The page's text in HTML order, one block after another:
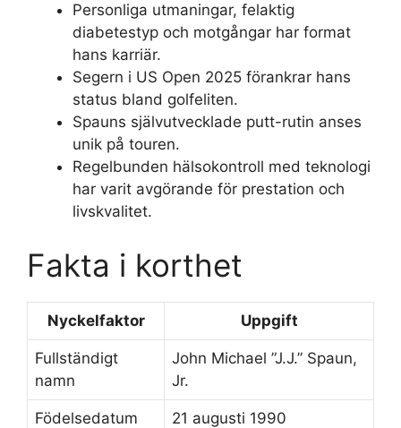
Personliga utmaningar, felaktig
diabetestyp och motgångar har format
hans karriär.
Segern i US Open 2025 förankrar hans
status bland golfeliten.
Spauns självutvecklade putt-rutin anses
unik på touren.
Regelbunden hälsokontroll med teknologi
har varit avgörande för prestation och
livskvalitet.
Fakta i korthet
Nyckelfaktor Uppgift
Fullständigt
namn
John Michael ”J.J.” Spaun,
Jr.
Födelsedatum 21 augusti 1990